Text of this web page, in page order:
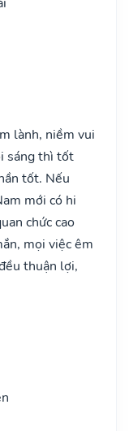
lành, niềm vui
sáng thì tốt
tốt. Nếu
mới có hi
chức cao
mọi việc êm
thuận lợi,